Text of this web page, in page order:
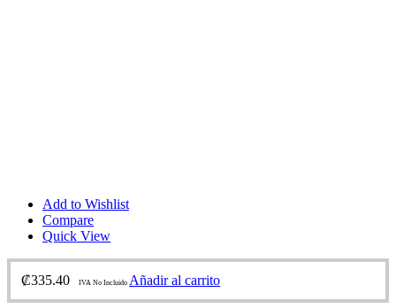
Add to Wishlist
Compare
Quick View
₡335.40 IVA No Incluido Añadir al carrito